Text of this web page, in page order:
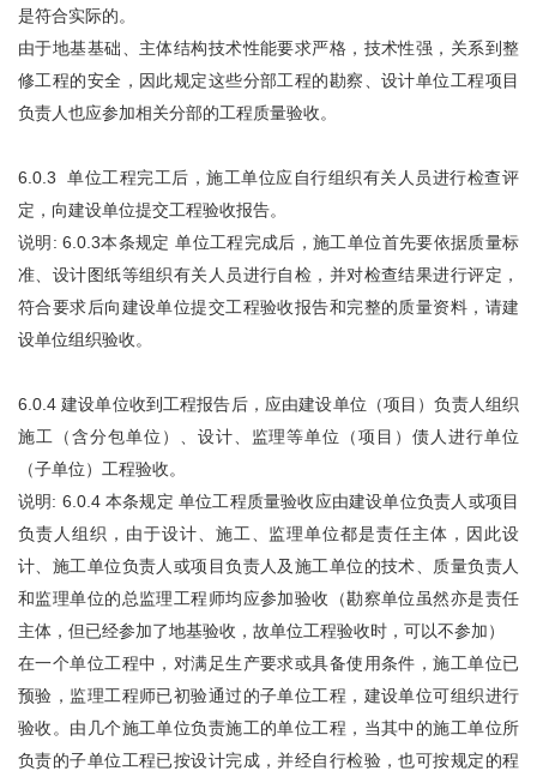
是符合实际的。
由于地基基础、主体结构技术性能要求严格，技术性强，关系到整
修工程的安全，因此规定这些分部工程的勘察、设计单位工程项目
负责人也应参加相关分部的工程质量验收。
6.0.3 单位工程完工后，施工单位应自行组织有关人员进行检查评
定，向建设单位提交工程验收报告。
说明: 6.0.3本条规定 单位工程完成后，施工单位首先要依据质量标
准、设计图纸等组织有关人员进行自检，并对检查结果进行评定，
符合要求后向建设单位提交工程验收报告和完整的质量资料，请建
设单位组织验收。
6.0.4 建设单位收到工程报告后，应由建设单位（项目）负责人组织
施工（含分包单位）、设计、监理等单位（项目）债人进行单位
（子单位）工程验收。
说明: 6.0.4 本条规定 单位工程质量验收应由建设单位负责人或项目
负责人组织，由于设计、施工、监理单位都是责任主体，因此设
计、施工单位负责人或项目负责人及施工单位的技术、质量负责人
和监理单位的总监理工程师均应参加验收（勘察单位虽然亦是责任
主体，但已经参加了地基验收，故单位工程验收时，可以不参加）
在一个单位工程中，对满足生产要求或具备使用条件，施工单位已
预验，监理工程师已初验通过的子单位工程，建设单位可组织进行
验收。由几个施工单位负责施工的单位工程，当其中的施工单位所
负责的子单位工程已按设计完成，并经自行检验，也可按规定的程